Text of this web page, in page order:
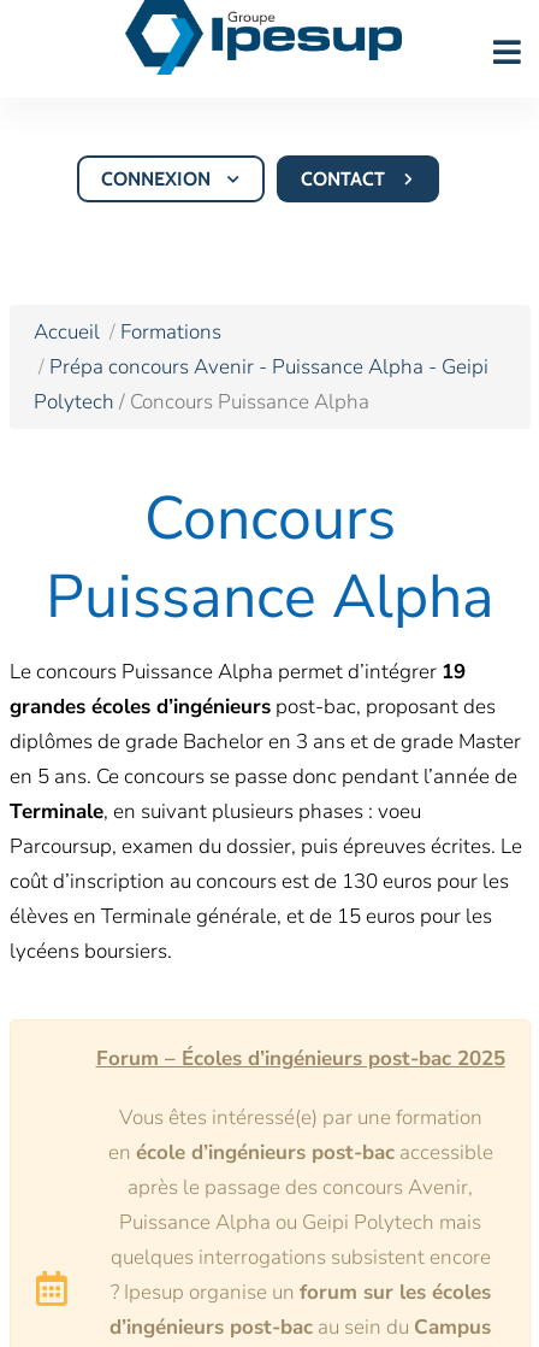
CONTACT
CONNEXION
Accueil
Formations
Prépa concours Avenir - Puissance Alpha - Geipi
Polytech / Concours Puissance Alpha
Concours
Puissance Alpha
Le concours Puissance Alpha permet d’intégrer 19
grandes écoles d’ingénieurspost-bac, proposant des
diplômes de grade Bachelor en 3 ans et de grade Master
en 5 ans. Ce concours se passe donc pendant l’année de
Terminale, en suivant plusieurs phases : voeu
Parcoursup, examen du dossier, puis épreuves écrites. Le
coût d’inscription au concours est de 130 euros pour les
élèves en Terminale générale, et de 15 euros pour les
lycéens boursiers.
Forum – Écoles d’ingénieurs post-bac 2025
Vous êtes intéressé(e) par une formation
en école d’ingénieurs post-bacaccessible
après le passage des concours Avenir,
Puissance Alpha ou Geipi Polytech mais
quelques interrogations subsistent encore
? Ipesup organise un forum sur les écoles
d’ingénieurs post-bac au sein du Campus